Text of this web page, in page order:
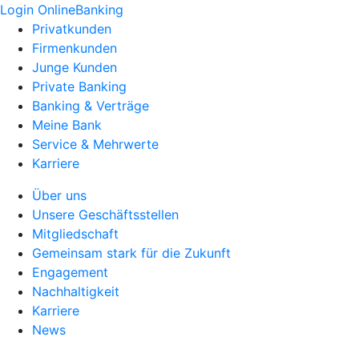
Login OnlineBanking
Privatkunden
Firmenkunden
Junge Kunden
Private Banking
Banking & Verträge
Meine Bank
Service & Mehrwerte
Karriere
Über uns
Unsere Geschäftsstellen
Mitgliedschaft
Gemeinsam stark für die Zukunft
Engagement
Nachhaltigkeit
Karriere
News